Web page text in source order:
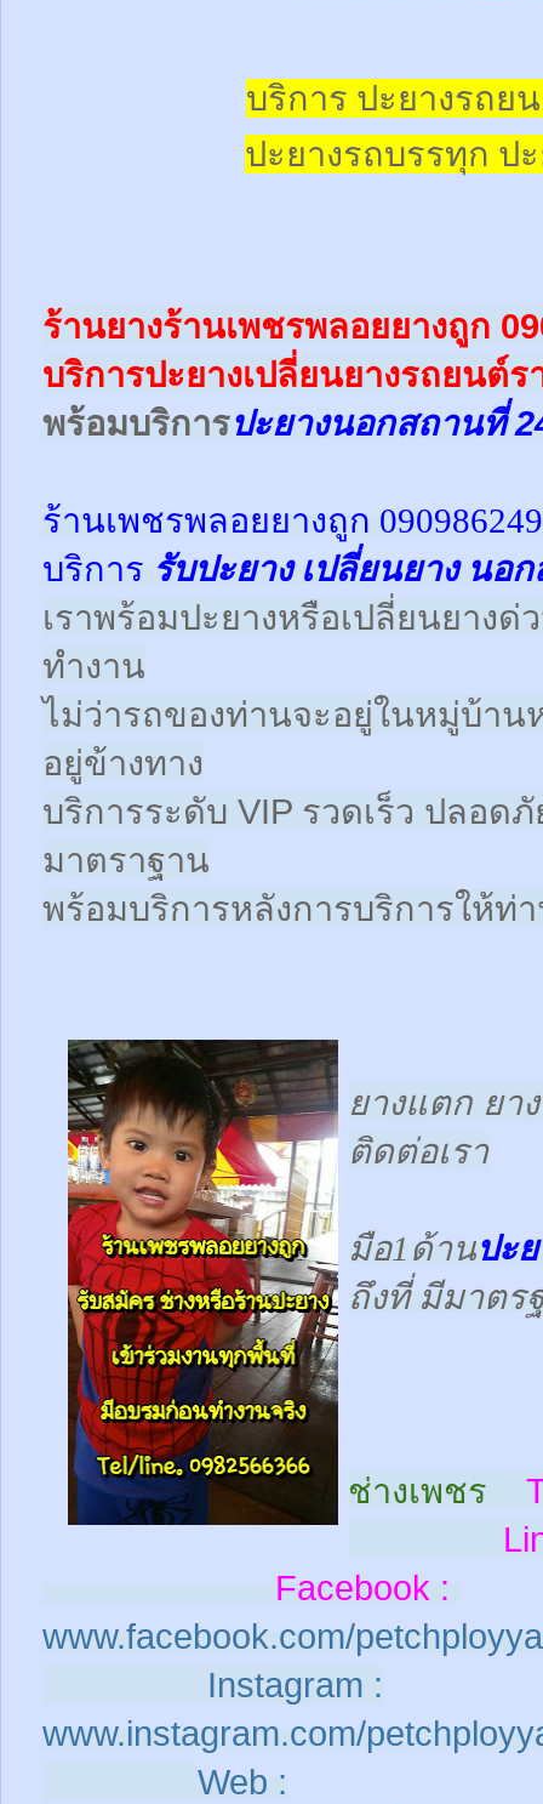
บริการ ปะยางรถย
ปะยางรถบรรทุก ป
ร้านยางร้านเพชรพลอยยางถูก
บริการปะยางเปลี่ยนยางรถยนต์ร
พร้อมบริการปะยางนอกสถานที่
ร้านเพชรพลอยยางถูก
บริการ รับปะยาง เปลี่ยนยาง นอ
เราพร้อมปะยางหรือเปลี่ยนยาง
ทำงาน
ไม่ว่ารถของท่านจะอยู่ในหมู่บ้า
อยู่ข้างทาง
บริการระดับ VIP รวดเร็ว ปลอด
มาตราฐาน
พร้อมบริการหลังการบริการให้ท่
ยางแตก ยา
ติดต่อเรา
มือ1ด้านปะ
ถึงที่ มีมาตร
ช่างเพชร
Facebook :
www.facebook.com/
Instagram :
www.instagram.com/
Web :